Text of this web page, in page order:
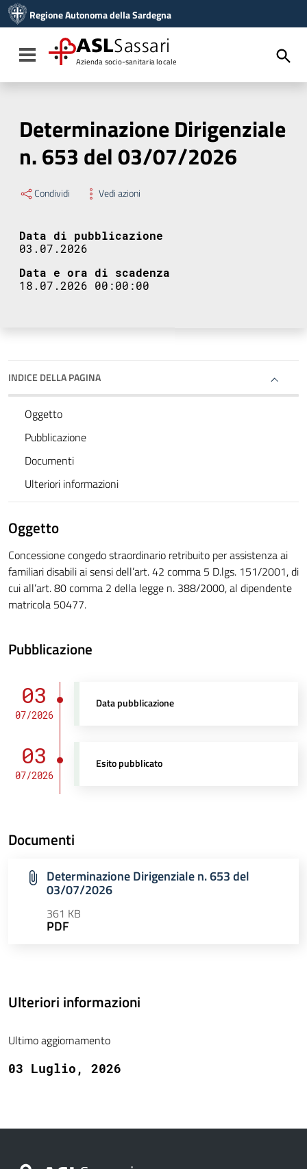
Vai al menu di navigazione
Vai al footer
Regione Autonoma della Sardegna
Toggle navigation
ASLSassari
Azienda socio-sanitaria locale
Determinazione Dirigenziale
n. 653 del 03/07/2026
Condividi Vedi azioni
Data di pubblicazione
03.07.2026
Data e ora di scadenza
18.07.2026 00:00:00
INDICE DELLA PAGINA
Oggetto
Pubblicazione
Documenti
Ulteriori informazioni
Oggetto
Concessione congedo straordinario retribuito per assistenza ai
familiari disabili ai sensi dell’art. 42 comma 5 D.lgs. 151/2001, di
cui all’art. 80 comma 2 della legge n. 388/2000, al dipendente
matricola 50477.
Pubblicazione
03
07/2026
Data pubblicazione
03
07/2026
Esito pubblicato
Documenti
Determinazione Dirigenziale n. 653 del
03/07/2026
361 KB
PDF
Ulteriori informazioni
Ultimo aggiornamento
03 Luglio, 2026